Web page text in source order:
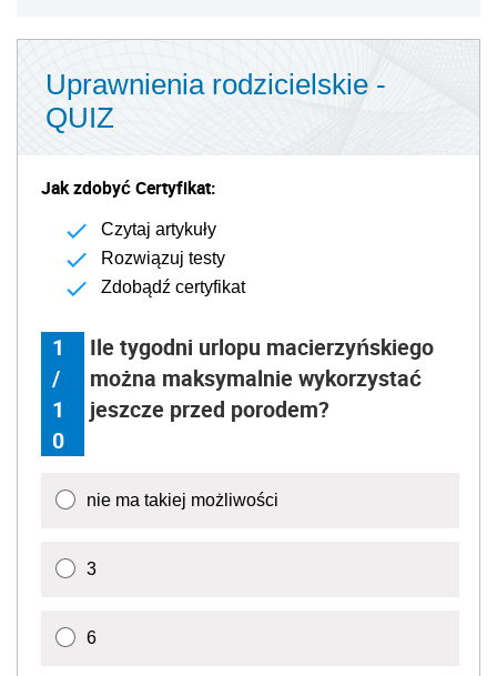
Uprawnienia rodzicielskie -
QUIZ
Jak zdobyć Certyfikat:
Czytaj artykuły
Rozwiązuj testy
Zdobądź certyfikat
1
/
1
0
Ile tygodni urlopu macierzyńskiego
można maksymalnie wykorzystać
jeszcze przed porodem?
nie ma takiej możliwości
3
6